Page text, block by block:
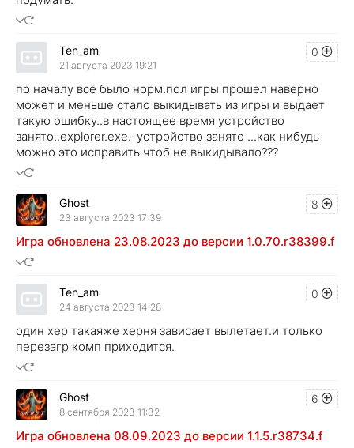
0
Ten_am
21 августа 2023 19:21
по началу всё было норм.пол игры прошел наверно
может и меньше стало выкидывать из игры и выдает
такую ошибку..в настоящее время устройство
занято..explorer.exe.-устройство занято ...как нибудь
можно это исправить чтоб не выкидывало???
8
Ghost
23 августа 2023 17:39
Игра обновлена 23.08.2023 до версии 1.0.70.r38399.f
0
Ten_am
24 августа 2023 14:28
один хер такаяже херня зависает вылетает.и только
перезагр комп приходится.
6
Ghost
8 сентября 2023 11:32
Игра обновлена 08.09.2023 до версии 1.1.5.r38734.f